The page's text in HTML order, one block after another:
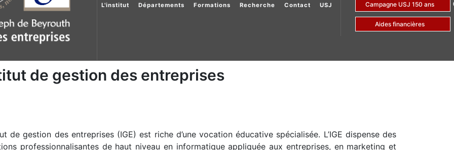
Campagne USJ 150 ans
Aides financières
L'institut Départements Formations Recherche Contact USJ
de gestion des entreprises
de gestion des entreprises (IGE) est riche d’une vocation éducative spécialisée. L’IGE dispense des
professionnalisantes de haut niveau en informatique appliquée aux entreprises, en marketing et